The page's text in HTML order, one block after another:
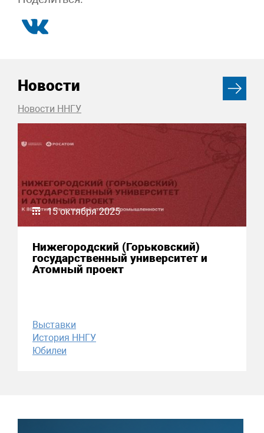
Новости
Новости ННГУ
15 октября 2025
Нижегородский (Горьковский)
государственный университет и
Атомный проект
Выставки
История ННГУ
Юбилеи